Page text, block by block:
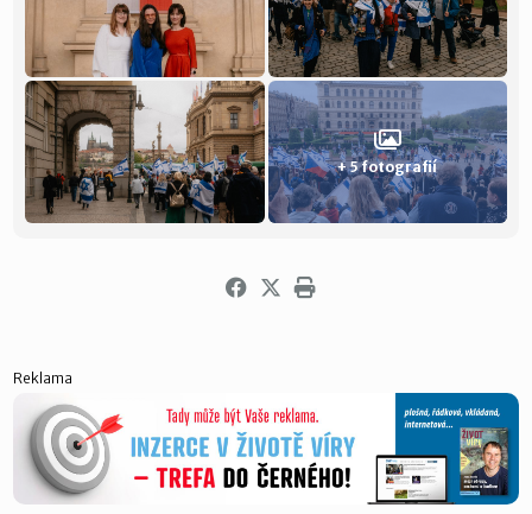
+ 5 fotografií
Reklama